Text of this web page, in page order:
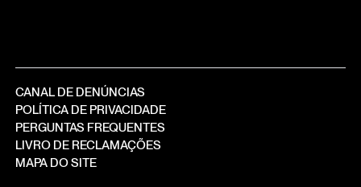
CANAL DE DENÚNCIAS
POLÍTICA DE PRIVACIDADE
PERGUNTAS FREQUENTES
LIVRO DE RECLAMAÇÕES
MAPA DO SITE